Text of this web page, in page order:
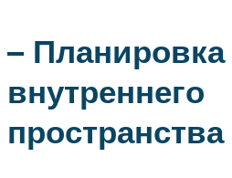
– Планировка
внутреннего
пространства